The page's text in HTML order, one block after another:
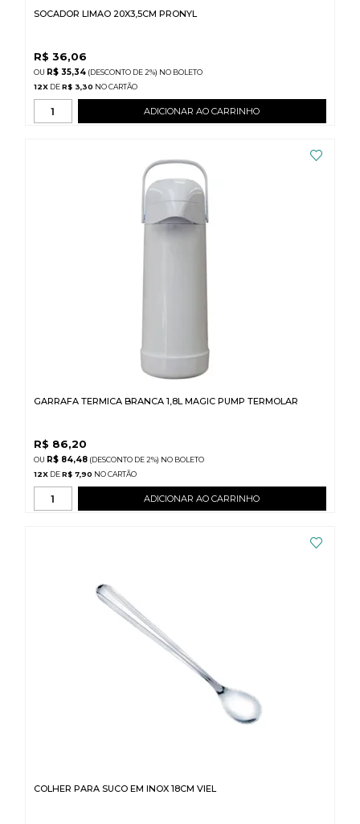
SOCADOR LIMAO 20X3,5CM PRONYL
R$ 36,06
R$ 35,34 (DESCONTO DE 2%) NO BOLETO
12X DE R$ 3,30
ADICIONAR AO CARRINHO
GARRAFA TERMICA BRANCA 1,8L MAGIC PUMP TERMOLAR
R$ 86,20
R$ 84,48 (DESCONTO DE 2%) NO BOLETO
12X DE R$ 7,90
ADICIONAR AO CARRINHO
COLHER PARA SUCO EM INOX 18CM VIEL